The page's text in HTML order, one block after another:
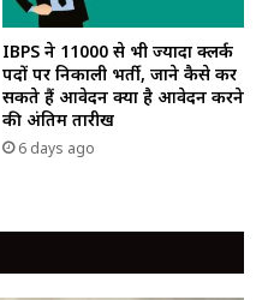
IBPS ने 11000 से भी ज्यादा क्लर्क
पदों पर निकाली भर्ती, जाने कैसे कर
सकते हैं आवेदन क्या है आवेदन करने
की अंतिम तारीख
6 days ago